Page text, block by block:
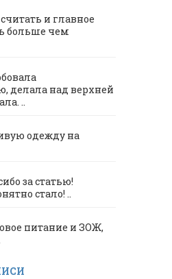
и главное
больше чем
делала над верхней
..
одежду на
за статью!
стало! ..
питание и ЗОЖ,